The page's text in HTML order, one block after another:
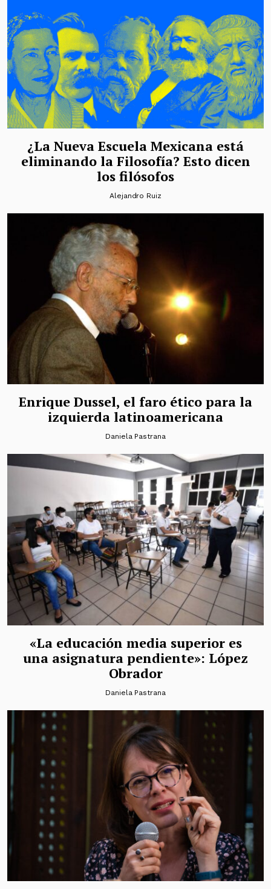
¿La Nueva Escuela Mexicana está
eliminando la Filosofía? Esto dicen
los filósofos
Alejandro Ruiz
Enrique Dussel, el faro ético para la
izquierda latinoamericana
Daniela Pastrana
«La educación media superior es
una asignatura pendiente»: López
Obrador
Daniela Pastrana